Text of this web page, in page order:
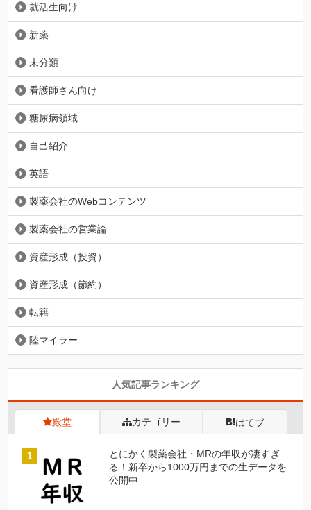
就活生向け
新薬
未分類
看護師さん向け
糖尿病領域
自己紹介
英語
製薬会社のWebコンテンツ
製薬会社の営業論
資産形成（投資）
資産形成（節約）
転籍
陸マイラー
人気記事ランキング
殿堂 カテゴリー はてブ
とにかく製薬会社・MRの年収が凄すぎ
る！新卒から1000万円までの生データを
公開中